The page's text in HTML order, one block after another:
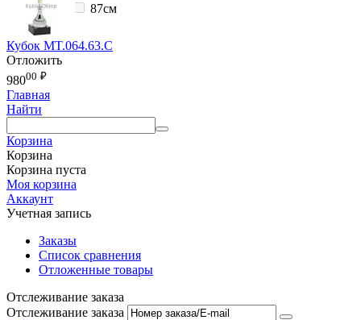
87см
Кубок MT.064.63.C
Отложить
98000 ₽
Главная
Найти
Корзина
Корзина
Корзина пуста
Моя корзина
Аккаунт
Учетная запись
Заказы
Список сравнения
Отложенные товары
Отслеживание заказа
Отслеживание заказа